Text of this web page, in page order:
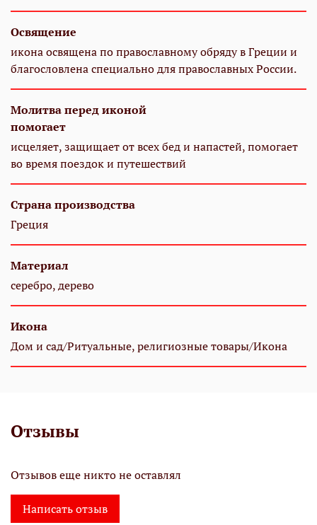
Освящение
икона освящена по православному обряду в Греции и
благословлена специально для православных России.
Молитва перед иконой
помогает
исцеляет, защищает от всех бед и напастей, помогает
во время поездок и путешествий
Страна производства
Греция
Материал
серебро, дерево
Икона
Дом и сад/Ритуальные, религиозные товары/Икона
Отзывы
Отзывов еще никто не оставлял
Написать отзыв